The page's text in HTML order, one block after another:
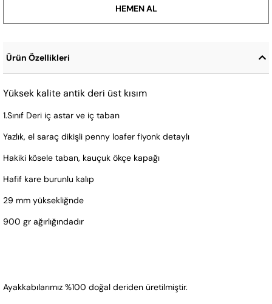
Ürün Özellikleri
Yüksek kalite antik deri üst kısım
1.Sınıf Deri iç astar ve iç taban
Yazlık, el saraç dikişli penny loafer fiyonk detaylı
Hakiki kösele taban, kauçuk ökçe kapağı
Hafif kare burunlu kalıp
29 mm yüksekliğnde
900 gr ağırlığındadır
Ayakkabılarımız %100 doğal deriden üretilmiştir.